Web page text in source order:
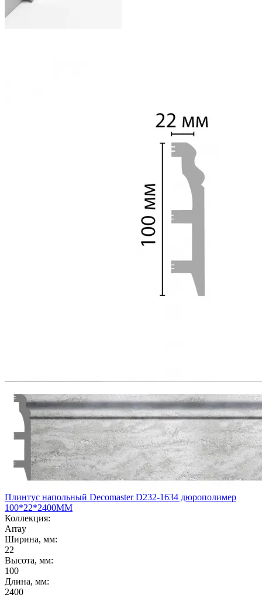
Плинтус напольный Decomaster D232-1634 дюрополимер
100*22*2400ММ
Коллекция:
Array
Ширина, мм:
22
Высота, мм:
100
Длина, мм:
2400